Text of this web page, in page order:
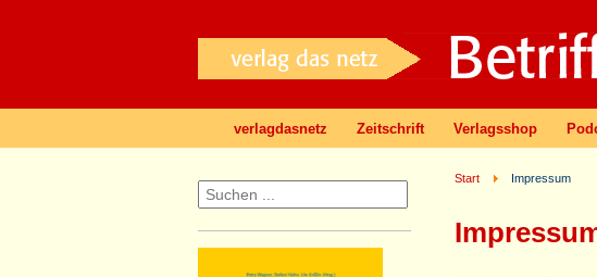
verlagdasnetz Zeitschrift Verlagsshop
Start Impressum